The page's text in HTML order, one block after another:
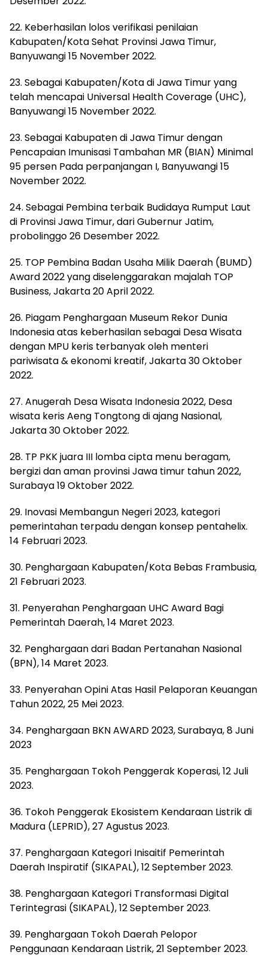
22. Keberhasilan lolos verifikasi penilaian
Kabupaten/Kota Sehat Provinsi Jawa Timur,
Banyuwangi 15 November 2022.
23. Sebagai Kabupaten/Kota di Jawa Timur yang
telah mencapai Universal Health Coverage (UHC),
Banyuwangi 15 November 2022.
23. Sebagai Kabupaten di Jawa Timur dengan
Pencapaian Imunisasi Tambahan MR (BIAN) Minimal
95 persen Pada perpanjangan I, Banyuwangi 15
November 2022.
24. Sebagai Pembina terbaik Budidaya Rumput Laut
di Provinsi Jawa Timur, dari Gubernur Jatim,
probolinggo 26 Desember 2022.
25. TOP Pembina Badan Usaha Milik Daerah (BUMD)
Award 2022 yang diselenggarakan majalah TOP
Business, Jakarta 20 April 2022.
26. Piagam Penghargaan Museum Rekor Dunia
Indonesia atas keberhasilan sebagai Desa Wisata
dengan MPU keris terbanyak oleh menteri
pariwisata & ekonomi kreatif, Jakarta 30 Oktober
2022.
27. Anugerah Desa Wisata Indonesia 2022, Desa
wisata keris Aeng Tongtong di ajang Nasional,
Jakarta 30 Oktober 2022.
28. TP PKK juara III lomba cipta menu beragam,
bergizi dan aman provinsi Jawa timur tahun 2022,
Surabaya 19 Oktober 2022.
29. Inovasi Membangun Negeri 2023, kategori
pemerintahan terpadu dengan konsep pentahelix.
14 Februari 2023.
30. Penghargaan Kabupaten/Kota Bebas Frambusia,
21 Februari 2023.
31. Penyerahan Penghargaan UHC Award Bagi
Pemerintah Daerah, 14 Maret 2023.
32. Penghargaan dari Badan Pertanahan Nasional
(BPN), 14 Maret 2023.
33. Penyerahan Opini Atas Hasil Pelaporan Keuangan
Tahun 2022, 25 Mei 2023.
34. Penghargaan BKN AWARD 2023, Surabaya, 8 Juni
2023
35. Penghargaan Tokoh Penggerak Koperasi, 12 Juli
2023.
36. Tokoh Penggerak Ekosistem Kendaraan Listrik di
Madura (LEPRID), 27 Agustus 2023.
37. Penghargaan Kategori Inisaitif Pemerintah
Daerah Inspiratif (SIKAPAL), 12 September 2023.
38. Penghargaan Kategori Transformasi Digital
Terintegrasi (SIKAPAL), 12 September 2023.
39. Penghargaan Tokoh Daerah Pelopor
Penggunaan Kendaraan Listrik, 21 September 2023.